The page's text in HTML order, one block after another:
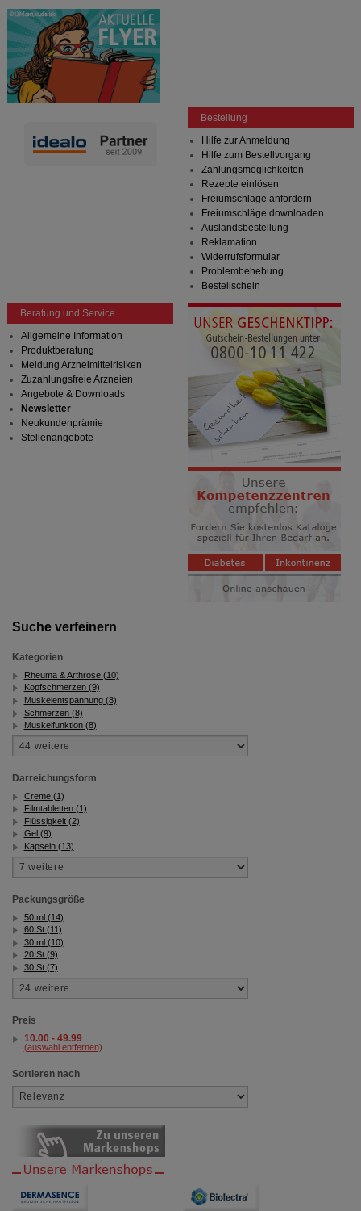
Suche verfeinern
Kategorien
Rheuma & Arthrose (10)
Kopfschmerzen (9)
Muskelentspannung (8)
Schmerzen (8)
Muskelfunktion (8)
Darreichungsform
Creme (1)
Filmtabletten (1)
Flüssigkeit (2)
Gel (9)
Kapseln (13)
Packungsgröße
50 ml (14)
60 St (11)
30 ml (10)
20 St (9)
30 St (7)
Preis
10.00 - 49.99
(auswahl entfernen)
Sortieren nach
Bestellung
Hilfe zur Anmeldung
Hilfe zum Bestellvorgang
Zahlungsmöglichkeiten
Rezepte einlösen
Freiumschläge anfordern
Freiumschläge downloaden
Auslandsbestellung
Reklamation
Widerrufsformular
Problembehebung
Bestellschein
Beratung und Service
Allgemeine Information
Produktberatung
Meldung Arzneimittelrisiken
Zuzahlungsfreie Arzneien
Angebote & Downloads
Newsletter
Neukundenprämie
Stellenangebote